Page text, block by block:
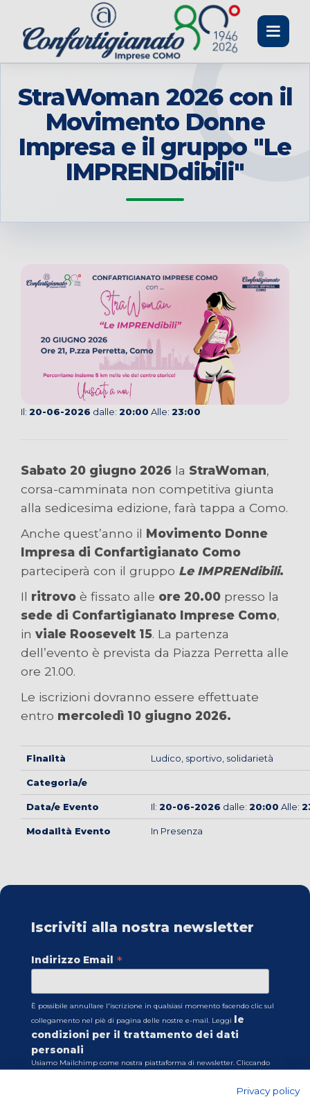
Toggle
StraWoman 2026 con il
Movimento Donne
Impresa e il gruppo "Le
IMPRENDdibili"
Il: 20-06-2026 dalle: 20:00 Alle: 23:00
Sabato 20 giugno 2026 la StraWoman,
corsa-camminata non competitiva giunta
alla sedicesima edizione, farà tappa a Como.
Anche quest’anno il Movimento Donne
Impresa di Confartigianato Como
parteciperà con il gruppo Le IMPRENdibili.
Il ritrovo è fissato alle ore 20.00 presso la
sede di Confartigianato Imprese Como,
in viale Roosevelt 15. La partenza
dell’evento è prevista da Piazza Perretta alle
ore 21.00.
Le iscrizioni dovranno essere effettuate
entro mercoledì 10 giugno 2026.
Finalità Ludico, sportivo, solidarietà
Categoria/e
Data/e Evento Il: 20-06-2026 dalle: 20:00 Alle:
Modalità Evento In Presenza
Iscriviti alla nostra newsletter
Indirizzo Email *
È possibile annullare l'iscrizione in qualsiasi momento facendo clic sul
collegamento nel piè di pagina delle nostre e-mail. Leggi le
condizioni per il trattamento dei dati
personali
Usiamo Mailchimp come nostra piattaforma di newsletter. Cliccando
Privacy policy